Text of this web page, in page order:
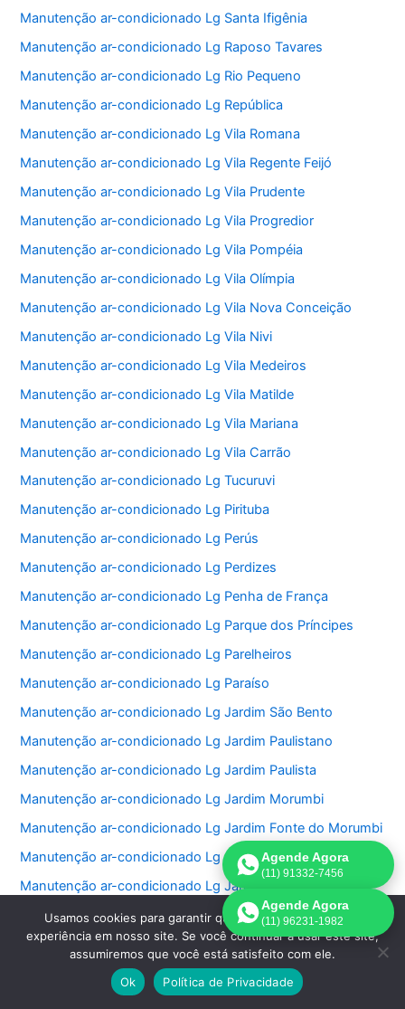
Manutenção ar-condicionado Lg Santa Ifigênia
Manutenção ar-condicionado Lg Raposo Tavares
Manutenção ar-condicionado Lg Rio Pequeno
Manutenção ar-condicionado Lg República
Manutenção ar-condicionado Lg Vila Romana
Manutenção ar-condicionado Lg Vila Regente Feijó
Manutenção ar-condicionado Lg Vila Prudente
Manutenção ar-condicionado Lg Vila Progredior
Manutenção ar-condicionado Lg Vila Pompéia
Manutenção ar-condicionado Lg Vila Olímpia
Manutenção ar-condicionado Lg Vila Nova Conceição
Manutenção ar-condicionado Lg Vila Nivi
Manutenção ar-condicionado Lg Vila Medeiros
Manutenção ar-condicionado Lg Vila Matilde
Manutenção ar-condicionado Lg Vila Mariana
Manutenção ar-condicionado Lg Vila Carrão
Manutenção ar-condicionado Lg Tucuruvi
Manutenção ar-condicionado Lg Pirituba
Manutenção ar-condicionado Lg Perús
Manutenção ar-condicionado Lg Perdizes
Manutenção ar-condicionado Lg Penha de França
Manutenção ar-condicionado Lg Parque dos Príncipes
Manutenção ar-condicionado Lg Parelheiros
Manutenção ar-condicionado Lg Paraíso
Manutenção ar-condicionado Lg Jardim São Bento
Manutenção ar-condicionado Lg Jardim Paulistano
Manutenção ar-condicionado Lg Jardim Paulista
Manutenção ar-condicionado Lg Jardim Morumbi
Manutenção ar-condicionado Lg Jardim Fonte do Morumbi
Manutenção ar-condicionado Lg Jardim Europa
Manutenção ar-condicionado Lg Jardim das Perdizes
Manutenção ar-condicionado Lg Jardim das Acacias
Manutenção ar-condicionado Lg Jardim da Saúde
Manutenção ar-condicionado Lg Jardim Bonfiglioli
Agende Agora
(11) 91332-7456
Agende Agora
(11) 96231-1982
Usamos cookies para garantir que oferecemos a melhor
experiência em nosso site. Se você continuar a usar este site,
assumiremos que você está satisfeito com ele.
Ok
Política de Privacidade